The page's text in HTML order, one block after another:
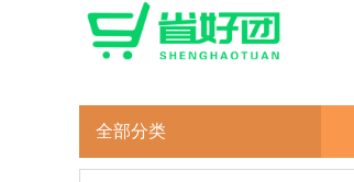
全部分类